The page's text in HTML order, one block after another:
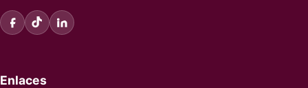
Enlaces